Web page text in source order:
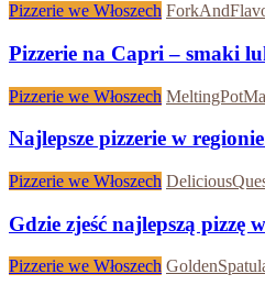
Pizzerie we Włoszech
Pizzerie na Capri – smaki
Pizzerie we Włoszech
Najlepsze pizzerie w
Pizzerie we Włoszech
Gdzie zjeść najlepszą pizzę
Pizzerie we Włoszech